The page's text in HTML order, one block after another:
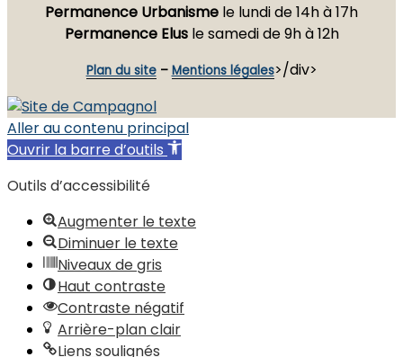
Permanence Urbanisme le lundi de 14h à 17h
Permanence Elusle samedi de 9h à 12h
Plan du site– Mentions légales>/div>
Aller au contenu principal
Ouvrir la barre d’outils
Outils d’accessibilité
Augmenter le texte
Diminuer le texte
Niveaux de gris
Haut contraste
Contraste négatif
Arrière-plan clair
Liens soulignés